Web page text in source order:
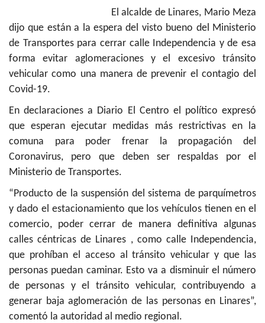
El alcalde de Linares, Mario Meza
dijo que están a la espera del visto bueno del Ministerio
de Transportes para cerrar calle Independencia y de esa
forma evitar aglomeraciones y el excesivo tránsito
vehicular como una manera de prevenir el contagio del
Covid-19.
En declaraciones a Diario El Centro el político expresó
que esperan ejecutar medidas más restrictivas en la
comuna para poder frenar la propagación del
Coronavirus, pero que deben ser respaldas por el
Ministerio de Transportes.
“Producto de la suspensión del sistema de parquímetros
y dado el estacionamiento que los vehículos tienen en el
comercio, poder cerrar de manera definitiva algunas
calles céntricas de Linares , como calle Independencia,
que prohíban el acceso al tránsito vehicular y que las
personas puedan caminar. Esto va a disminuir el número
de personas y el tránsito vehicular, contribuyendo a
generar baja aglomeración de las personas en Linares”,
comentó la autoridad al medio regional.